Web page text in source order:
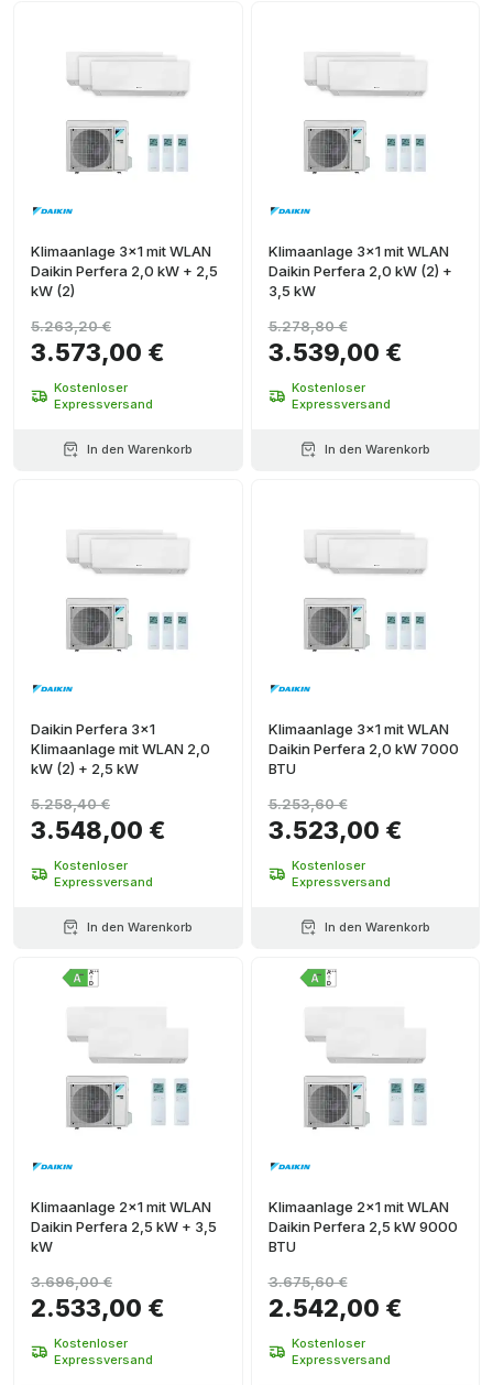
Klimaanlage 3x1 mit WLAN
Daikin Perfera 2,0 kW + 2,5
kW (2)
3.573,00 €
5.263,20 €
Kostenloser
Expressversand
In den Warenkorb
Klimaanlage 3x1 mit WLAN
Daikin Perfera 2,0 kW (2) +
3,5 kW
3.539,00 €
5.278,80 €
Kostenloser
Expressversand
In den Warenkorb
Daikin Perfera 3x1
Klimaanlage mit WLAN 2,0
kW (2) + 2,5 kW
3.548,00 €
5.258,40 €
Kostenloser
Expressversand
In den Warenkorb
Klimaanlage 3x1 mit WLAN
Daikin Perfera 2,0 kW 7000
BTU
3.523,00 €
5.253,60 €
Kostenloser
Expressversand
In den Warenkorb
Klimaanlage 2x1 mit WLAN
Daikin Perfera 2,5 kW + 3,5
kW
2.533,00 €
3.696,00 €
Kostenloser
Expressversand
Klimaanlage 2x1 mit WLAN
Daikin Perfera 2,5 kW 9000
BTU
2.542,00 €
3.675,60 €
Kostenloser
Expressversand